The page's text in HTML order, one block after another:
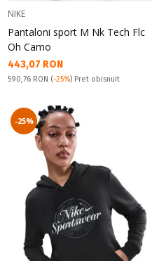
NIKE
Pantaloni sport M Nk Tech Flc
Oh Camo
Текуща цена:
443,07 RON
Pret obisnuit:
590,76 RON (-25%) Pret obisnuit
-25%